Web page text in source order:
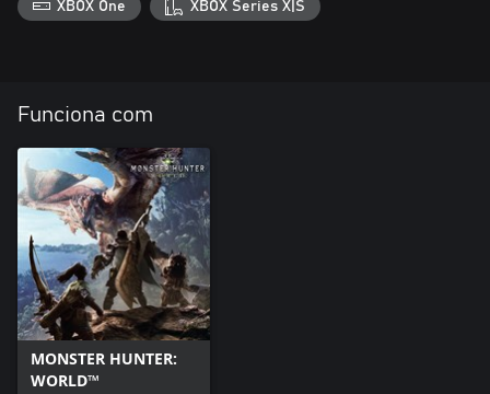
XBOX One XBOX Series X|S
Funciona com
MONSTER HUNTER:
WORLD™